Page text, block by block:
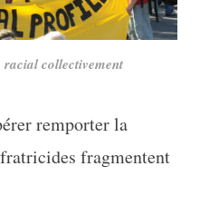
collectivement
remporter la
fragmentent